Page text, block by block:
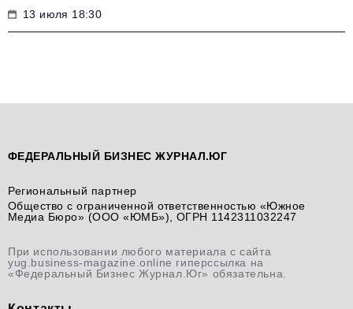
13 июля 18:30
ФЕДЕРАЛЬНЫЙ БИЗНЕС ЖУРНАЛ.ЮГ
Региональный партнер
Общество с ограниченной ответственностью «Южное
Медиа Бюро» (ООО «ЮМБ»), ОГРН 1142311032247
При использовании любого материала с сайта
yug.business-magazine.online гиперссылка на
«Федеральный Бизнес Журнал.Юг» обязательна.